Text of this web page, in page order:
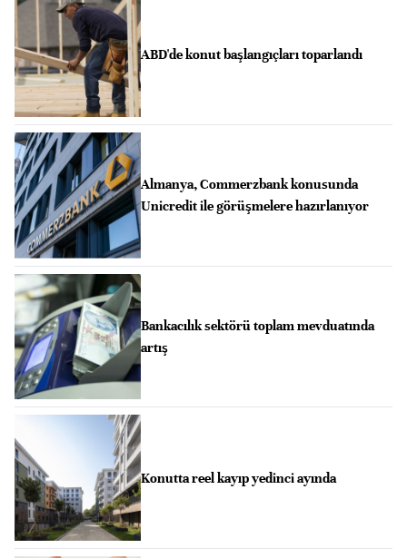
ABD'de konut başlangıçları toparlandı
Almanya, Commerzbank konusunda
Unicredit ile görüşmelere hazırlanıyor
Bankacılık sektörü toplam mevduatında
artış
Konutta reel kayıp yedinci ayında